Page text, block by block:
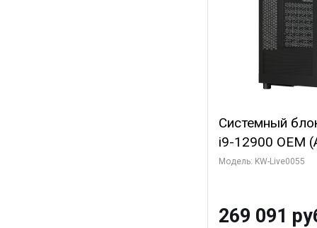
Системный
i9-12900 OEM
C16 8EC/8PC/
HDMI/ 1 ТБ
Модель: KW-Live0055
269 091